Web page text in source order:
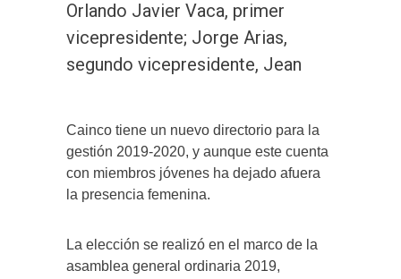
Orlando Javier Vaca, primer
vicepresidente; Jorge Arias,
segundo vicepresidente, Jean
Cainco tiene un nuevo directorio para la
gestión 2019-2020, y aunque este cuenta
con miembros jóvenes ha dejado afuera
la presencia femenina.
La elección se realizó en el marco de la
asamblea general ordinaria 2019,